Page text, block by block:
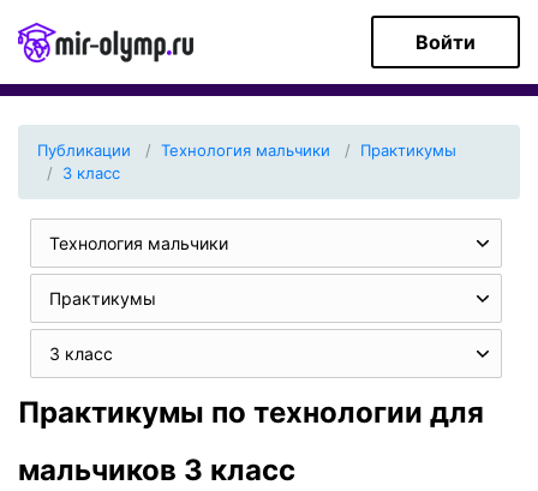
Войти
Публикации Технология мальчики
Практикумы
3 класс
Технология мальчики
Практикумы
3 класс
Практикумы по технологии для
мальчиков 3 класс